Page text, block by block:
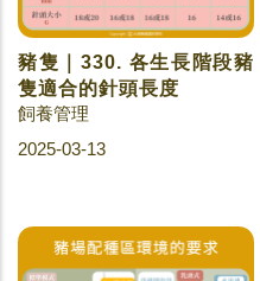
豬隻｜330. 各生長階段豬
隻適合的針頭長度
飼養管理
2025-03-13